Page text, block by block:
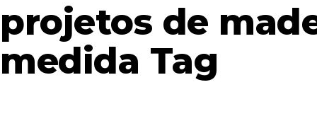
projetos de
medida Tag